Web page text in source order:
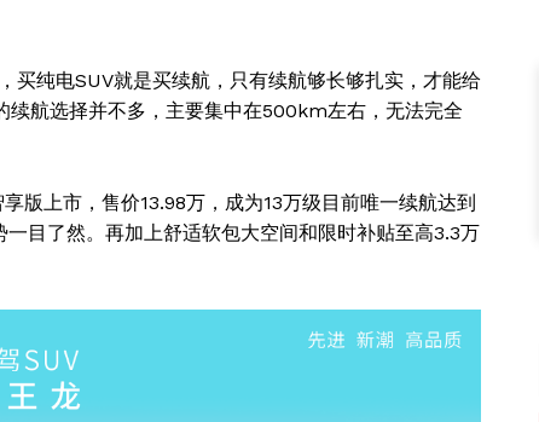
买纯电SUV就是买续航，只有续航够长够扎实，才能给
航选择并不多，主要集中在500km左右，无法完全
版上市，售价13.98万，成为13万级目前唯一续航达到
目了然。再加上舒适软包大空间和限时补贴至高3.3万